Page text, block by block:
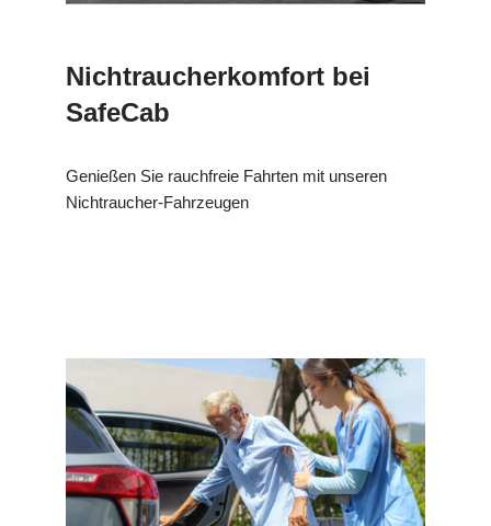
Nichtraucherkomfort bei
SafeCab
Genießen Sie rauchfreie Fahrten mit unseren
Nichtraucher-Fahrzeugen